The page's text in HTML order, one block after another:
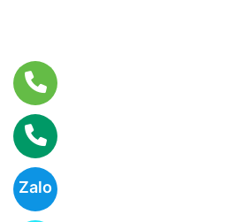
Zalo